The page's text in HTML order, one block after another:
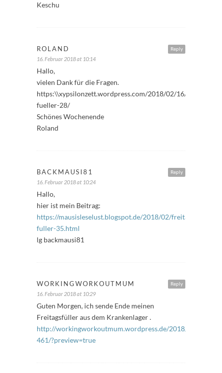
Keschu
Reply
ROLAND
16. Februar 2018 at 10:14
Hallo,
vielen Dank für die Fragen.
https:\\xypsilonzett.wordpress.com/2018/02/16/freitags-
fueller-28/
Schönes Wochenende
Roland
Reply
BACKMAUSI81
16. Februar 2018 at 10:24
Hallo,
hier ist mein Beitrag:
https://mausisleselust.blogspot.de/2018/02/freitags-
fuller-35.html
lg backmausi81
Reply
WORKINGWORKOUTMUM
16. Februar 2018 at 10:29
Guten Morgen, ich sende Ende meinen
Freitagsfüller aus dem Krankenlager .
http://workingworkoutmum.wordpress.de/2018/02/16/
461/?preview=true